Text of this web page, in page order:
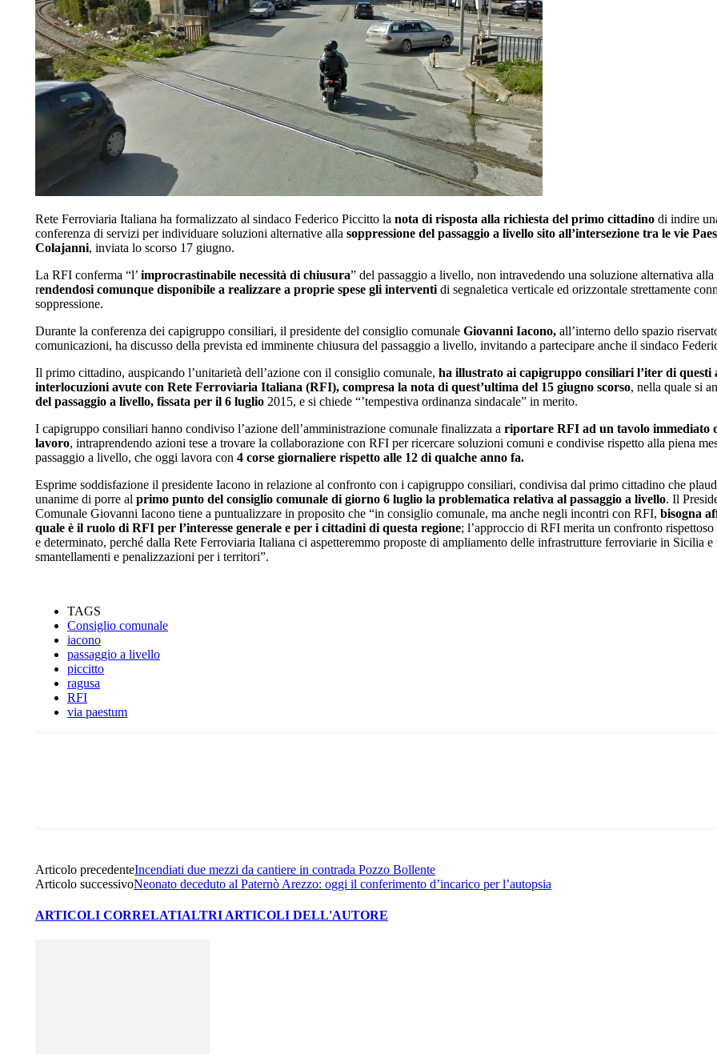
Rete Ferroviaria Italiana ha formalizzato al sindaco Federico Piccitto la nota di risposta alla richiesta del primo cittadino di indire
conferenza di servizi per individuare soluzioni alternative alla soppressione del passaggio a livello sito all’intersezione tra le vie
Colajanni, inviata lo scorso 17 giugno.
La RFI conferma “l’ improcrastinabile necessità di chiusura” del passaggio a livello, non intravedendo una soluzione alternativa alla
rendendosi comunque disponibile a realizzare a proprie spese gli interventi di segnaletica verticale ed orizzontale strettamente
soppressione.
Durante la conferenza dei capigruppo consiliari, il presidente del consiglio comunale Giovanni Iacono, all’interno dello spazio
comunicazioni, ha discusso della prevista ed imminente chiusura del passaggio a livello, invitando a partecipare anche il sindaco
Il primo cittadino, auspicando l’unitarietà dell’azione con il consiglio comunale, ha illustrato ai capigruppo consiliari l’iter di questi
interlocuzioni avute con Rete Ferroviaria Italiana (RFI), compresa la nota di quest’ultima del 15 giugno scorso, nella quale si
del passaggio a livello, fissata per il 6 luglio 2015, e si chiede “’tempestiva ordinanza sindacale” in merito.
I capigruppo consiliari hanno condiviso l’azione dell’amministrazione comunale finalizzata a riportare RFI ad un tavolo immediato
lavoro, intraprendendo azioni tese a trovare la collaborazione con RFI per ricercare soluzioni comuni e condivise rispetto alla piena
passaggio a livello, che oggi lavora con 4 corse giornaliere rispetto alle 12 di qualche anno fa.
Esprime soddisfazione il presidente Iacono in relazione al confronto con i capigruppo consiliari, condivisa dal primo cittadino che
unanime di porre al primo punto del consiglio comunale di giorno 6 luglio la problematica relativa al passaggio a livello. Il
Comunale Giovanni Iacono tiene a puntualizzare in proposito che “in consiglio comunale, ma anche negli incontri con RFI, bisogna
quale è il ruolo di RFI per l’interesse generale e per i cittadini di questa regione; l’approccio di RFI merita un confronto
e determinato, perché dalla Rete Ferroviaria Italiana ci aspetteremmo proposte di ampliamento delle infrastrutture ferroviarie in Sicilia e
smantellamenti e penalizzazioni per i territori”.
TAGS
Consiglio comunale
iacono
passaggio a livello
piccitto
ragusa
RFI
via paestum
Articolo precedenteIncendiati due mezzi da cantiere in contrada Pozzo Bollente
Articolo successivoNeonato deceduto al Paternò Arezzo: oggi il conferimento d’incarico per l’autopsia
ARTICOLI CORRELATIALTRI ARTICOLI DELL'AUTORE